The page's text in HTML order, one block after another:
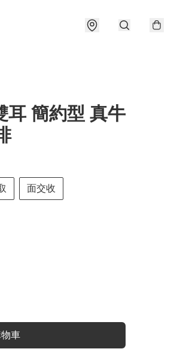
耳 簡約型 真牛
面交收
車